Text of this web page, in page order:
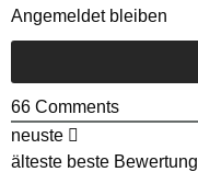
Angemeldet bleiben
66 Comments
neuste
älteste beste Bewertung